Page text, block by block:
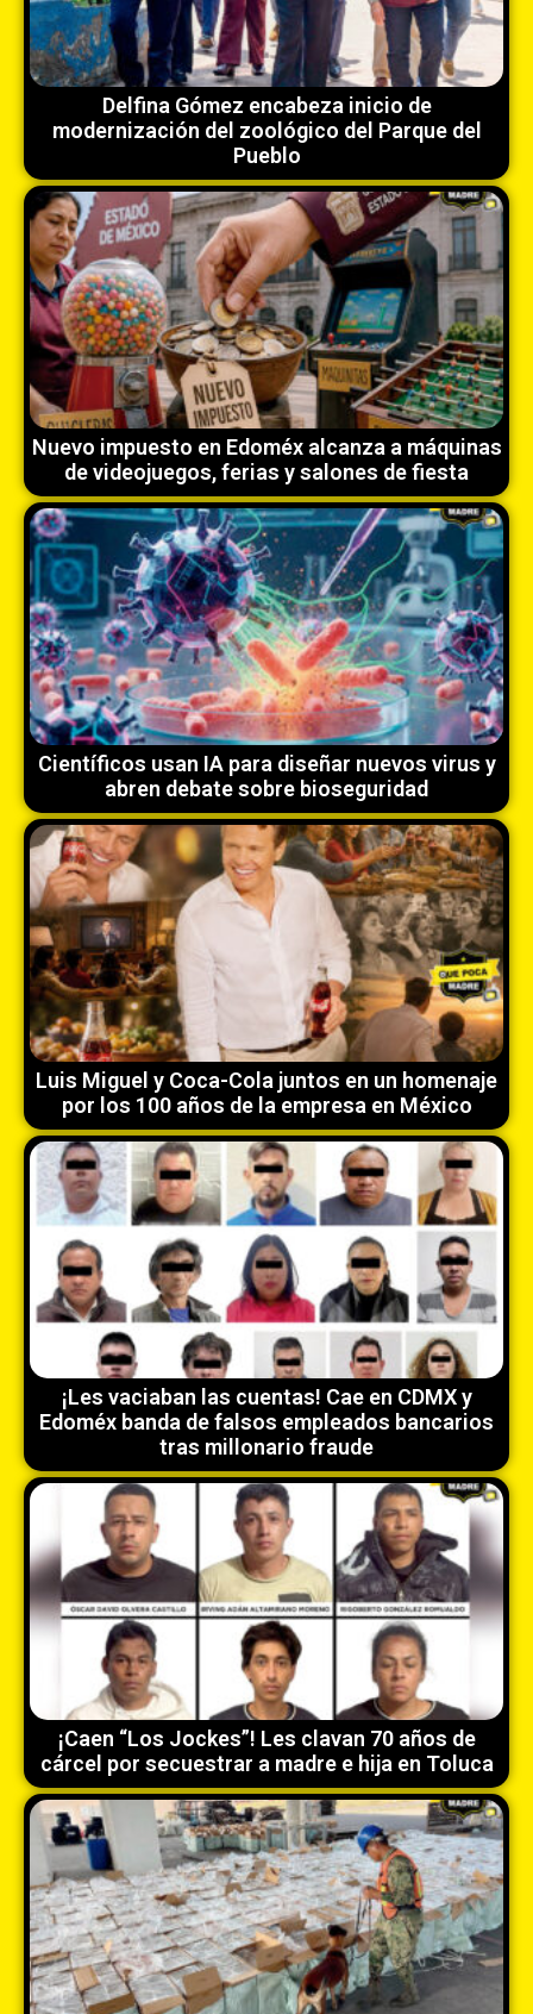
Delfina Gómez encabeza inicio de
modernización del zoológico del Parque del
Pueblo
Nuevo impuesto en Edoméx alcanza a máquinas
de videojuegos, ferias y salones de fiesta
Científicos usan IA para diseñar nuevos virus y
abren debate sobre bioseguridad
Luis Miguel y Coca-Cola juntos en un homenaje
por los 100 años de la empresa en México
¡Les vaciaban las cuentas! Cae en CDMX y
Edoméx banda de falsos empleados bancarios
tras millonario fraude
¡Caen “Los Jockes”! Les clavan 70 años de
cárcel por secuestrar a madre e hija en Toluca